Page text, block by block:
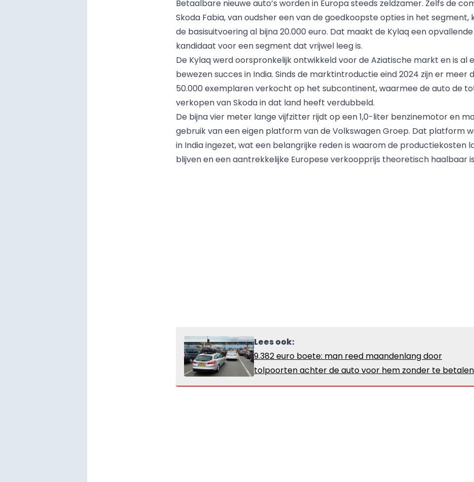
Betaalbare nieuwe auto’s worden in Europa steeds zeldzamer. Zelfs de
Skoda Fabia, van oudsher een van de goedkoopste opties in het segment,
de basisuitvoering al bijna 20.000 euro. Dat maakt de Kylaq een opvallende
kandidaat voor een segment dat vrijwel leeg is.
De Kylaq werd oorspronkelijk ontwikkeld voor de Aziatische markt en is al
bewezen succes in India. Sinds de marktintroductie eind 2024 zijn er meer
50.000 exemplaren verkocht op het subcontinent, waarmee de auto de
verkopen vanSkodain dat land heeft verdubbeld.
De bijna vier meter lange vijfzitter rijdt op een 1,0-liter benzinemotor en
gebruik van een eigen platform van de Volkswagen Groep. Dat platform
in India ingezet, wat een belangrijke reden is waarom de productiekosten
blijven en een aantrekkelijke Europese verkoopprijs theoretisch haalbaar
Lees ook:
9.382 euro boete: man reed maandenlang door
tolpoorten achter de auto voor hem zonder te betalen